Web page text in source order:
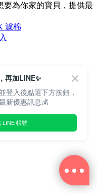
要為你家的寶貝，提供最
濾棉
明
再加LINE✨
登入後點選下方按鈕，
新優惠訊息💰
LINE 帳號